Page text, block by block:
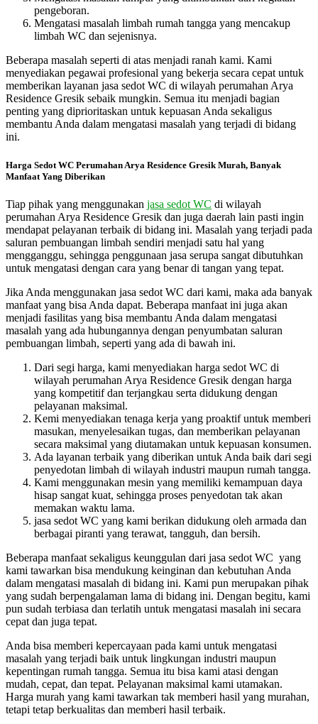
pengeboran.
Mengatasi masalah limbah rumah tangga yang mencakup
limbah WC dan sejenisnya.
Beberapa masalah seperti di atas menjadi ranah kami. Kami
menyediakan pegawai profesional yang bekerja secara cepat untuk
memberikan layanan jasa sedot WC di wilayah perumahan Arya
Residence Gresik sebaik mungkin. Semua itu menjadi bagian
penting yang diprioritaskan untuk kepuasan Anda sekaligus
membantu Anda dalam mengatasi masalah yang terjadi di bidang
ini.
Harga Sedot WC Perumahan Arya Residence Gresik Murah, Banyak
Manfaat Yang Diberikan
Tiap pihak yang menggunakan jasa sedot WC di wilayah
perumahan Arya Residence Gresik dan juga daerah lain pasti ingin
mendapat pelayanan terbaik di bidang ini. Masalah yang terjadi pada
saluran pembuangan limbah sendiri menjadi satu hal yang
mengganggu, sehingga penggunaan jasa serupa sangat dibutuhkan
untuk mengatasi dengan cara yang benar di tangan yang tepat.
Jika Anda menggunakan jasa sedot WC dari kami, maka ada banyak
manfaat yang bisa Anda dapat. Beberapa manfaat ini juga akan
menjadi fasilitas yang bisa membantu Anda dalam mengatasi
masalah yang ada hubungannya dengan penyumbatan saluran
pembuangan limbah, seperti yang ada di bawah ini.
Dari segi harga, kami menyediakan harga sedot WC di
wilayah perumahan Arya Residence Gresik dengan harga
yang kompetitif dan terjangkau serta didukung dengan
pelayanan maksimal.
Kemi menyediakan tenaga kerja yang proaktif untuk memberi
masukan, menyelesaikan tugas, dan memberikan pelayanan
secara maksimal yang diutamakan untuk kepuasan konsumen.
Ada layanan terbaik yang diberikan untuk Anda baik dari segi
penyedotan limbah di wilayah industri maupun rumah tangga.
Kami menggunakan mesin yang memiliki kemampuan daya
hisap sangat kuat, sehingga proses penyedotan tak akan
memakan waktu lama.
jasa sedot WC yang kami berikan didukung oleh armada dan
berbagai piranti yang terawat, tangguh, dan bersih.
Beberapa manfaat sekaligus keunggulan dari jasa sedot WC yang
kami tawarkan bisa mendukung keinginan dan kebutuhan Anda
dalam mengatasi masalah di bidang ini. Kami pun merupakan pihak
yang sudah berpengalaman lama di bidang ini. Dengan begitu, kami
pun sudah terbiasa dan terlatih untuk mengatasi masalah ini secara
cepat dan juga tepat.
Anda bisa memberi kepercayaan pada kami untuk mengatasi
masalah yang terjadi baik untuk lingkungan industri maupun
kepentingan rumah tangga. Semua itu bisa kami atasi dengan
mudah, cepat, dan tepat. Pelayanan maksimal kami utamakan.
Harga murah yang kami tawarkan tak memberi hasil yang murahan,
tetapi tetap berkualitas dan memberi hasil terbaik.